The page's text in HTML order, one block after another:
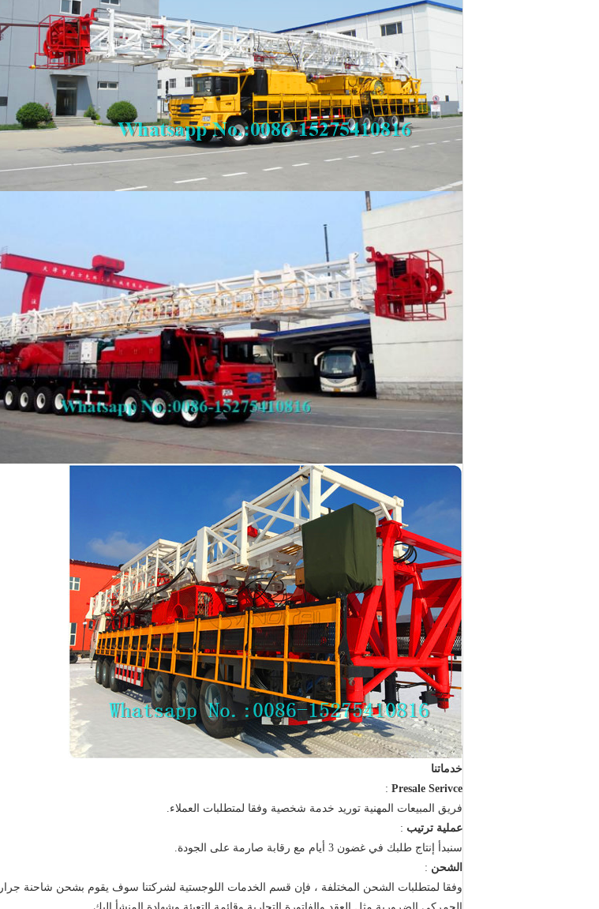
خدماتنا
Presale Serivce
:
فريق المبيعات المهنية توريد خدمة شخصية وفقا لمتطلبات العملاء.
عملية ترتيب :
سنبدأ إنتاج طلبك في غضون 3 أيام مع رقابة صارمة على الجودة.
الشحن :
وفقا لمتطلبات الشحن المختلفة ، فإن قسم الخدمات اللوجستية لشركتنا سوف يقوم بشحن شاحنة جرار Beiben إليك مع خدماتنا المهنية.